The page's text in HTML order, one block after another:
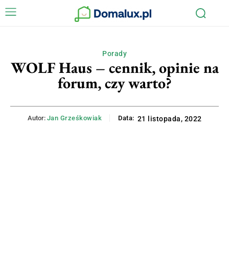
Porady
WOLF Haus – cennik, opinie na
forum, czy warto?
Autor: Jan Grześkowiak Data: 21 listopada, 2022